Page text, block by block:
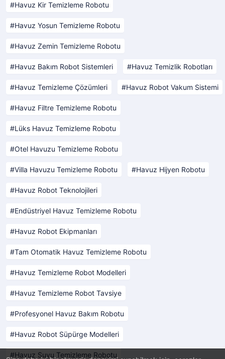
Havuz Kir Temizleme Robotu
Havuz Yosun Temizleme Robotu
Havuz Zemin Temizleme Robotu
Havuz Bakım Robot Sistemleri Havuz Temizlik Robotları
Havuz Temizleme Çözümleri Havuz Robot Vakum Sistemi
Havuz Filtre Temizleme Robotu
Lüks Havuz Temizleme Robotu
Otel Havuzu Temizleme Robotu
Villa Havuzu Temizleme Robotu Havuz Hijyen Robotu
Havuz Robot Teknolojileri
Endüstriyel Havuz Temizleme Robotu
Havuz Robot Ekipmanları
Tam Otomatik Havuz Temizleme Robotu
Havuz Temizleme Robot Modelleri
Havuz Temizleme Robot Tavsiye
Profesyonel Havuz Bakım Robotu
Havuz Robot Süpürge Modelleri
Havuz Suyu Temizleme Robotu